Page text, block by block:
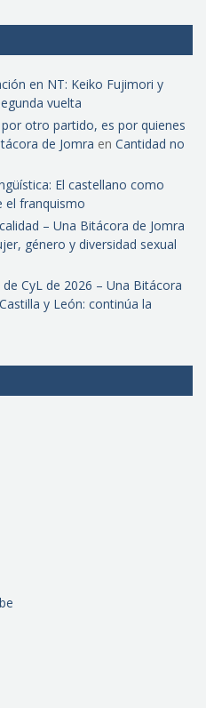
en NT: Keiko Fujimori y
vuelta
otro partido, es por quienes
de Jomra en Cantidad no
El castellano como
el franquismo
– Una Bitácora de Jomra
género y diversidad sexual
CyL de 2026 – Una Bitácora
y León: continúa la